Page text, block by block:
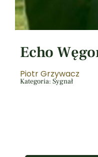
Echo
Piotr Grzywacz
Kategoria: Sygnał